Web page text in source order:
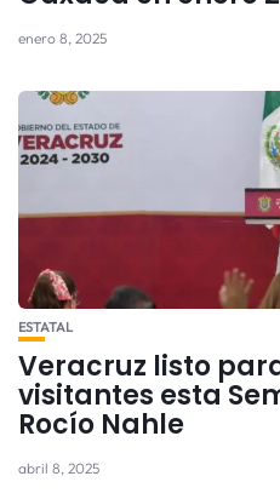
enero 8, 2025
ESTATAL
Veracruz listo
visitantes esta
Rocío Nahle
abril 8, 2025